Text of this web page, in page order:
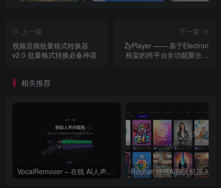
上一篇
视频音频批量格式转换器
v2.0 批量格式转换必备神器
下一篇
ZyPlayer —— 基于Electron
框架的跨平台全功能聚合媒
相关推荐
VocalRemover – 在线 AI人声分离 人声消除和隔离工具